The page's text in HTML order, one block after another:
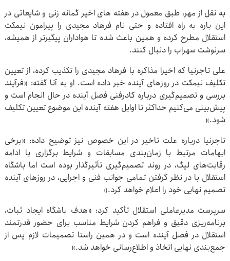
به نقل از مهر، طبق معمول در هفته های اخیر گمانه زنی و شایعاتی در
این باره به راه افتاده و حتی نام فرهاد مجیدی را پیرامون نیمکت
استقلال مطرح کرده و همین باعث شده تا هواداران پیگیرتر از همیشه،
سرنوشت سهراب را دنبال کنند.
علی تاجرنیا که اخیرا مذاکره با فرهاد مجیدی را تکذیب کرده، از تعیین
تکلیف نیمکت در روزهای آینده خبر داده است. او به آنا گفته: «فرآیند
بررسی و تصمیم‌گیری درباره کادرفنی فصل آینده در حال انجام است و
پیش‌بینی می‌کنیم حداکثر تا اوایل هفته آینده این موضوع تعیین تکلیف
شود.»
تاجرنیا درباره علت تاخیر در این خصوص نیز توضیح داده: «برخی
ابهامات مرتبط با زمان‌بندی مسابقات و شرایط برگزاری یا ادامه
رقابت‌های لیگ، در روند تصمیم‌گیری تأثیرگذار بوده است اما باشگاه
استقلال با در نظر گرفتن تمامی جوانب فنی و اجرایی، در روزهای آینده
تصمیم نهایی خود را اعلام خواهد کرد.»
سرپرست مدیرعاملی استقلال تأکید کرد: «هدف باشگاه ایجاد ثبات،
برنامه‌ریزی دقیق و فراهم کردن شرایط مناسب برای حضور قدرتمند
استقلال در فصل آینده است و در همین راستا تصمیمات لازم پس از
جمع‌بندی نهایی اتخاذ و اطلاع‌رسانی خواهد شد.»